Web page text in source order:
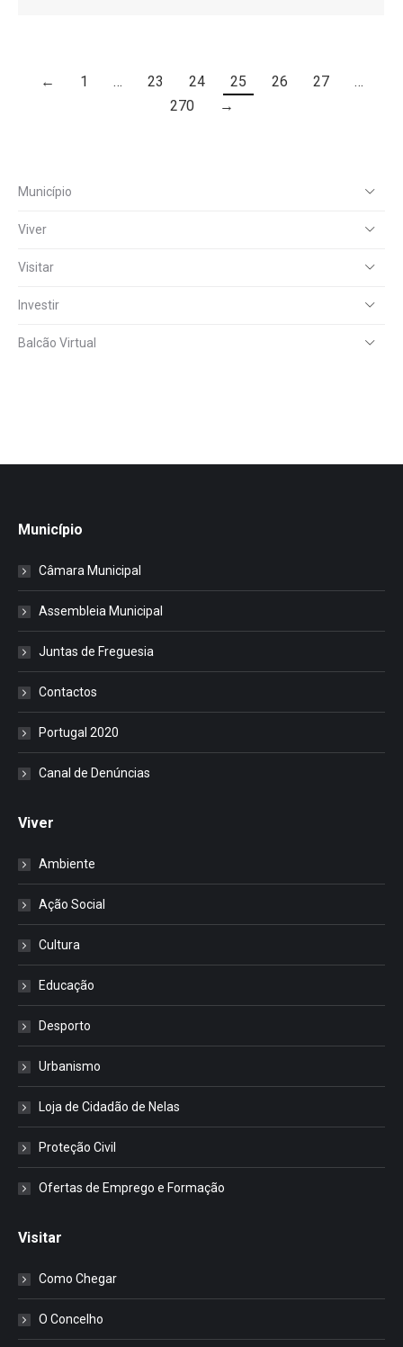
← 1 … 23 24 25 26 27
…
270
→
Município
Viver
Visitar
Investir
Balcão Virtual
Município
Câmara Municipal
Assembleia Municipal
Juntas de Freguesia
Contactos
Portugal 2020
Canal de Denúncias
Viver
Ambiente
Ação Social
Cultura
Educação
Desporto
Urbanismo
Loja de Cidadão de Nelas
Proteção Civil
Ofertas de Emprego e Formação
Visitar
Como Chegar
O Concelho